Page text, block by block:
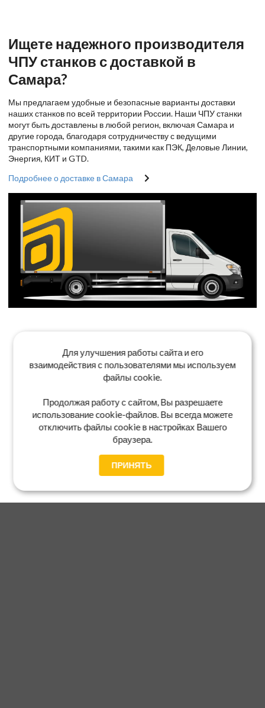
Ищете надежного производителя
ЧПУ станков с доставкой в
Самара?
Мы предлагаем удобные и безопасные варианты доставки
наших станков по всей территории России. Наши ЧПУ станки
могут быть доставлены в любой регион, включая Самара и
другие города, благодаря сотрудничеству с ведущими
транспортными компаниями, такими как ПЭК, Деловые Линии,
Энергия, КИТ и GTD.
Подробнее о доставке в Самара
Для улучшения работы сайта и его
взаимодействия с пользователями мы используем
файлы cookie.
Продолжая работу с сайтом, Вы разрешаете
использование cookie-файлов. Вы всегда можете
отключить файлы cookie в настройках Вашего
браузера.
ПРИНЯТЬ